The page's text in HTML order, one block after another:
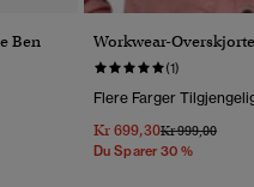
Ben Workwear-Overskjorte
(1)
Flere Farger
Kr 699,30Pris Nedsatt
Kr 999,00Til
Du Sparer 30 %